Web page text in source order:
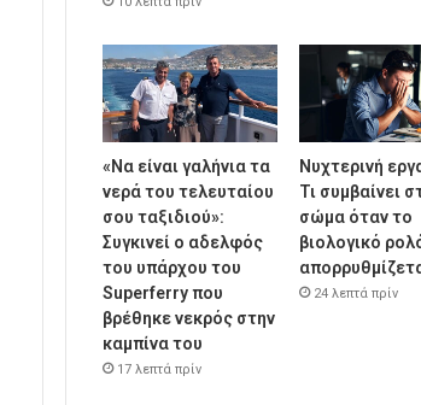
«Να είναι γαλήνια τα
νερά του τελευταίου
σου ταξιδιού»:
Συγκινεί ο αδελφός
του υπάρχου του
Superferry που
βρέθηκε νεκρός στην
καμπίνα του
17 λεπτά πρίν
Νυχτερινή
Τι συμβαίνει
σώμα όταν το
βιολογικό
24 λεπτά πρίν